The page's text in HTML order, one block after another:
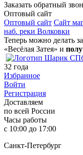
Заказать обратный
Оптовый сайт
Оптовый сайт Сайт
наб. реки Волковки
Теперь можно делать
«Весёлая Затея» и
32 года
Избранное
Войти
Регистрация
Доставляем
по всей России
Часы работы
с 10:00 до 17:00
Санкт-Петербург